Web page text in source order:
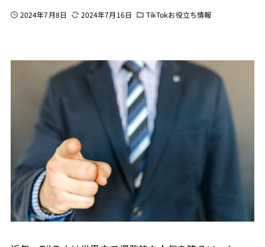
2024年7月8日 2024年7月16日 TikTokお役立ち情報